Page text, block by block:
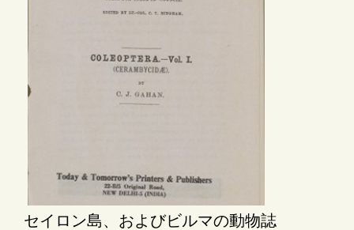
セイロン島、およびビルマの動物誌